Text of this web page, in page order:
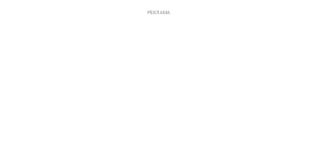
РЕКЛАМА